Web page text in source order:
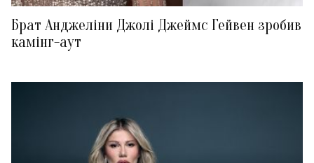
Брат Анджеліни Джолі Джеймс Гейвен зробив
камінг-аут